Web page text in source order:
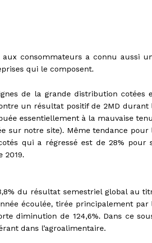
consommateurs a connu aussi
qui le composent.
de la grande distribution cotées
un résultat positif de 2MD durant
essentiellement à la mauvaise
sur notre site). Même tendance pour
qui a régressé est de 28% pour
2019.
du résultat semestriel global au
écoulée, tirée principalement par
diminution de 124,6%. Dans ce
dans l’agroalimentaire.